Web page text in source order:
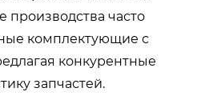
производства часто
комплектующие с
конкурентные
запчастей.